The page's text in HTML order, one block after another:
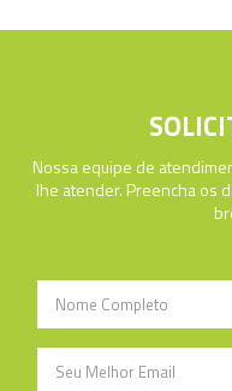
Nossa equipe de
lhe atender. Preencha os